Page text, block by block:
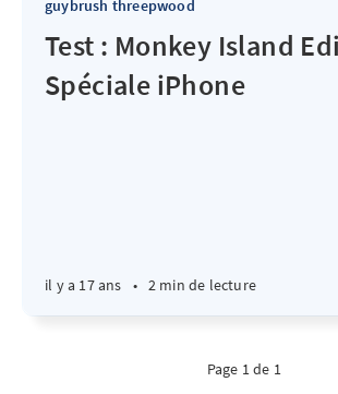
guybrush threepwood
Test : Monkey Island
Spéciale iPhone
il y a 17 ans • 2 min de lecture
Page 1 de 1